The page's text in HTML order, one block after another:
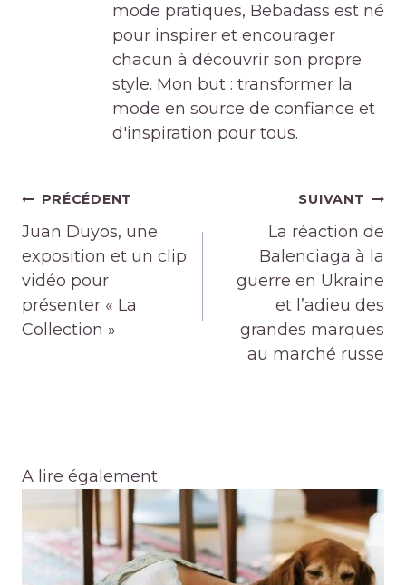
mode pratiques, Bebadass est né
pour inspirer et encourager
chacun à découvrir son propre
style. Mon but : transformer la
mode en source de confiance et
d'inspiration pour tous.
Navigation
de
l’article
PRÉCÉDENT
Juan Duyos, une
exposition et un clip
vidéo pour
présenter « La
Collection »
SUIVANT
La réaction de
Balenciaga à la
guerre en Ukraine
et l’adieu des
grandes marques
au marché russe
A lire également